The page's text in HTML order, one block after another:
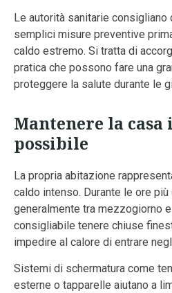
Le autorità sanitarie consigliano
semplici misure preventive
caldo estremo. Si tratta di
pratica che possono fare una
proteggere la salute durante le
Mantenere la
possibile
La propria abitazione
caldo intenso. Durante le ore
generalmente tra mezzogiorno
consigliabile tenere chiuse
impedire al calore di entrare
Sistemi di schermatura come
esterne o tapparelle aiutano a